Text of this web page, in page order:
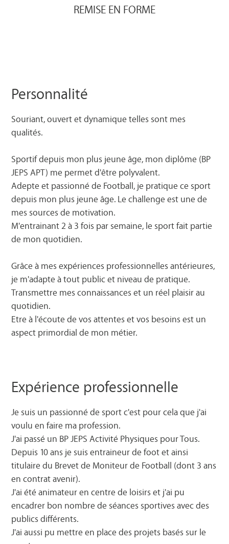
REMISE EN FORME
Personnalité
Souriant, ouvert et dynamique telles sont mes
qualités.
Sportif depuis mon plus jeune âge, mon diplôme (BP
JEPS APT) me permet d'être polyvalent.
Adepte et passionné de Football, je pratique ce sport
depuis mon plus jeune âge. Le challenge est une de
mes sources de motivation.
M'entrainant 2 à 3 fois par semaine, le sport fait partie
de mon quotidien.
Grâce à mes expériences professionnelles antérieures,
je m'adapte à tout public et niveau de pratique.
Transmettre mes connaissances et un réel plaisir au
quotidien.
Etre à l'écoute de vos attentes et vos besoins est un
aspect primordial de mon métier.
Expérience professionnelle
Je suis un passionné de sport c'est pour cela que j'ai
voulu en faire ma profession.
J'ai passé un BP JEPS Activité Physiques pour Tous.
Depuis 10 ans je suis entraineur de foot et ainsi
titulaire du Brevet de Moniteur de Football (dont 3 ans
en contrat avenir).
J'ai été animateur en centre de loisirs et j'ai pu
encadrer bon nombre de séances sportives avec des
publics différents.
J'ai aussi pu mettre en place des projets basés sur le